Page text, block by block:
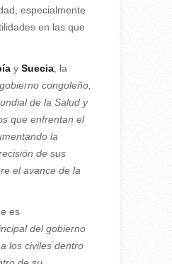
especialmente
en las que
y Suecia, la
congoleño,
de la Salud y
que enfrentan el
la
de sus
el avance de la
es
del gobierno
los civiles dentro